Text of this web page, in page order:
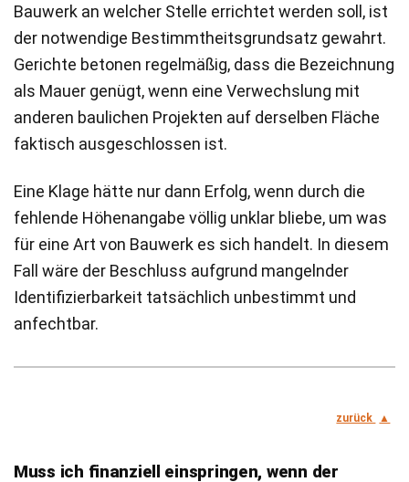
Bauwerk an welcher Stelle errichtet werden soll, ist
der notwendige Bestimmtheitsgrundsatz gewahrt.
Gerichte betonen regelmäßig, dass die Bezeichnung
als Mauer genügt, wenn eine Verwechslung mit
anderen baulichen Projekten auf derselben Fläche
faktisch ausgeschlossen ist.
Eine Klage hätte nur dann Erfolg, wenn durch die
fehlende Höhenangabe völlig unklar bliebe, um was
für eine Art von Bauwerk es sich handelt. In diesem
Fall wäre der Beschluss aufgrund mangelnder
Identifizierbarkeit tatsächlich unbestimmt und
anfechtbar.
zurück
Muss ich finanziell einspringen, wenn der